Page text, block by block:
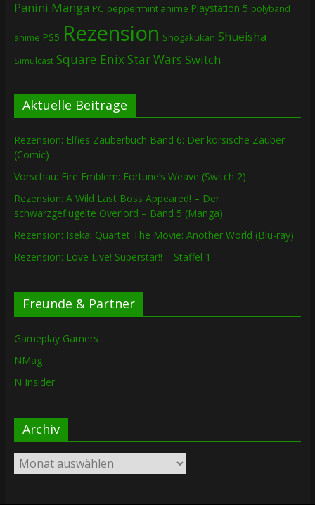
Panini Manga PC peppermint anime Playstation 5 polyband
anime PS5 Rezension Shogakukan Shueisha
Simulcast Square EnixStar Wars Switch
Aktuelle Beiträge
Rezension: Elfies Zauberbuch Band 6: Der korsische Zauber
(Comic)
Vorschau: Fire Emblem: Fortune’s Weave (Switch 2)
Rezension: A Wild Last Boss Appeared! – Der
schwarzgeflügelte Overlord – Band 5 (Manga)
Rezension: Isekai Quartet The Movie: Another World (Blu-ray)
Rezension: Love Live! Superstar!! – Staffel 1
Freunde & Partner
Gameplay Gamers
NMag
N Insider
Archiv
Archiv